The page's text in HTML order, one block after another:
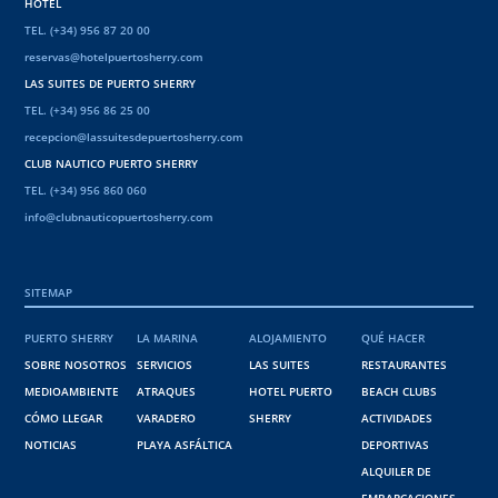
HOTEL
TEL. (+34) 956 87 20 00
reservas@hotelpuertosherry.com
LAS SUITES DE PUERTO SHERRY
TEL. (+34) 956 86 25 00
recepcion@lassuitesdepuertosherry.com
CLUB NAUTICO PUERTO SHERRY
TEL. (+34) 956 860 060
info@clubnauticopuertosherry.com
SITEMAP
PUERTO SHERRY
SOBRE NOSOTROS
MEDIOAMBIENTE
CÓMO LLEGAR
NOTICIAS
LA MARINA
SERVICIOS
ATRAQUES
VARADERO
PLAYA ASFÁLTICA
ALOJAMIENTO
LAS SUITES
HOTEL PUERTO
SHERRY
QUÉ HACER
RESTAURANTES
BEACH CLUBS
ACTIVIDADES
DEPORTIVAS
ALQUILER DE